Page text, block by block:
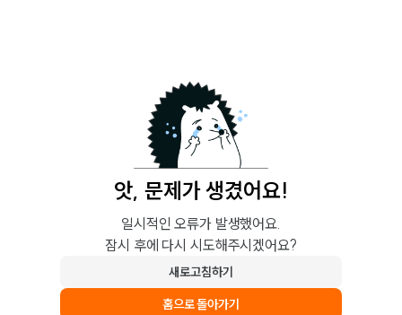
앗, 문제가 생겼어요!
일시적인 오류가 발생했어요.
잠시 후에 다시 시도해주시겠어요?
새로고침하기
홈으로 돌아가기